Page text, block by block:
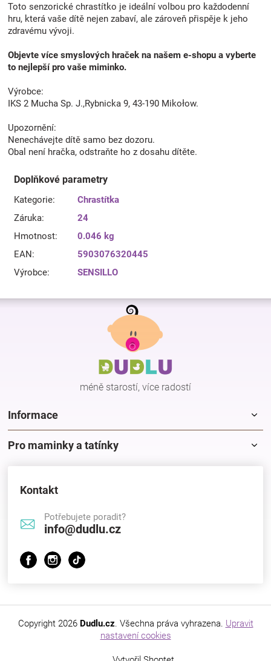
Toto senzorické chrastítko je ideální volbou pro každodenní
hru, která vaše dítě nejen zabaví, ale zároveň přispěje k jeho
zdravému vývoji.
Objevte více smyslových hraček na našem e-shopu a vyberte
to nejlepší pro vaše miminko.
Výrobce:
IKS 2 Mucha Sp. J.,Rybnicka 9, 43-190 Mikołow.
Upozornění:
Nenechávejte dítě samo bez dozoru.
Obal není hračka, odstraňte ho z dosahu dítěte.
Doplňkové parametry
Kategorie:
Chrastítka
Záruka:
24
Hmotnost:
0.046 kg
EAN:
5903076320445
Výrobce: SENSILLO
Z
méně starostí, více radostí
Informace
Pro maminky a tatínky
Kontakt
Potřebujete poradit?
info@dudlu.cz
Copyright 2026 Dudlu.cz. Všechna práva vyhrazena. Upravit
nastavení cookies